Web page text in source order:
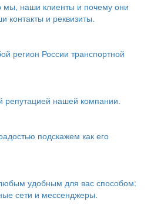
мы, наши клиенты и почему они
и реквизиты.
регион России транспортной
репутацией нашей компании.
подскажем как его
удобным для вас способом:
сети и мессенджеры.